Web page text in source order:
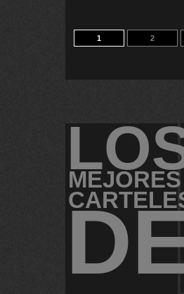
1 2
MEJORES